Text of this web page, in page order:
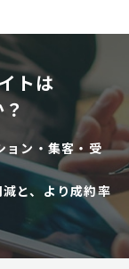
トは
ョン・集客・受
と、より成約率